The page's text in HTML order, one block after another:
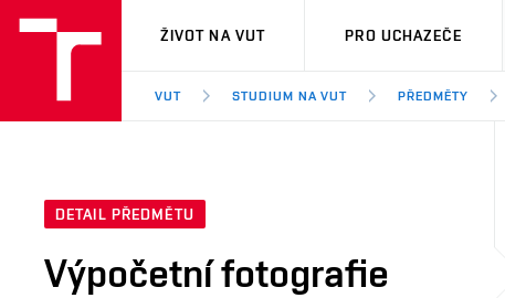
VUT
ŽIVOT NA VUT PRO UCHAZEČE
VUT STUDIUM NA VUT PŘEDMĚTY
DETAIL PŘEDMĚTU
Výpočetní fotografie